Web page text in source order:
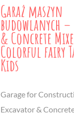
Garaż maszyn
budowlanych –
& Concrete
Colorful fairy
Kids
Garage for
Excavator &